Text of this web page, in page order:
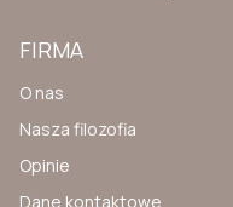
FIRMA
O nas
Nasza filozofia
Opinie
Dane kontaktowe